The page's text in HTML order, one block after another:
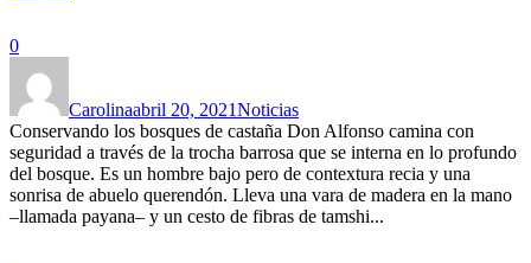
0
Carolinaabril 20, 2021Noticias
Conservando los bosques de castaña Don Alfonso camina con
seguridad a través de la trocha barrosa que se interna en lo profundo
del bosque. Es un hombre bajo pero de contextura recia y una
sonrisa de abuelo querendón. Lleva una vara de madera en la mano
–llamada payana– y un cesto de fibras de tamshi...